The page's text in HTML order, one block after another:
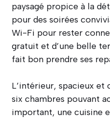
paysagé propice à la
pour des soirées
Wi-Fi pour rester
gratuit et d’une belle
fait bon prendre ses
L’intérieur, spacieux
six chambres pouvant
important, une cuisine